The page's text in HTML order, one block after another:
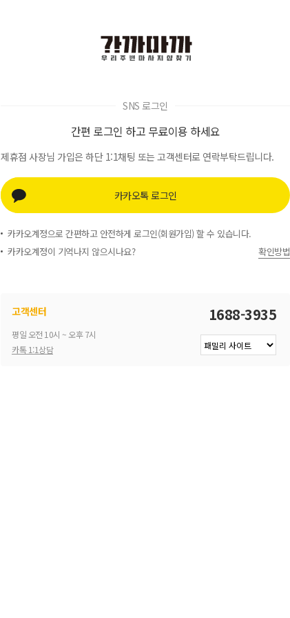
SNS 로그인
간편 로그인 하고 무료이용 하세요
제휴점 사장님 가입은 하단 1:1채팅 또는 고객센터로 연락부탁드립니다.
카카오톡 로그인
카카오계정으로 간편하고 안전하게 로그인(회원가입) 할 수 있습니다.
카카오계정이 기억나지 않으시나요?
확인방법
고객센터
평일 오전 10시 ~ 오후 7시
카톡 1:1상담
1688-3935